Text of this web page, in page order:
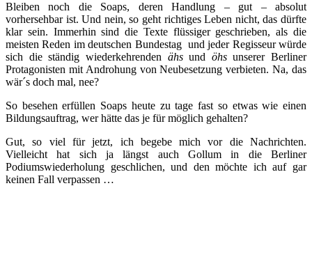
Bleiben noch die Soaps, deren Handlung – gut – absolut
vorhersehbar ist. Und nein, so geht richtiges Leben nicht, das dürfte
klar sein. Immerhin sind die Texte flüssiger geschrieben, als die
meisten Reden im deutschen Bundestag und jeder Regisseur würde
sich die ständig wiederkehrenden ähsund öhsunserer Berliner
Protagonisten mit Androhung von Neubesetzung verbieten. Na, das
wär´s doch mal, nee?
So besehen erfüllen Soaps heute zu tage fast so etwas wie einen
Bildungsauftrag, wer hätte das je für möglich gehalten?
Gut, so viel für jetzt, ich begebe mich vor die Nachrichten.
Vielleicht hat sich ja längst auch Gollum in die Berliner
Podiumswiederholung geschlichen, und den möchte ich auf gar
keinen Fall verpassen …